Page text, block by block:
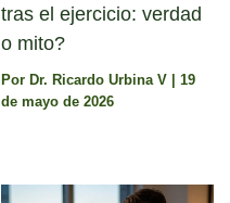
tras el ejercicio: verdad
o mito?
Por Dr. Ricardo Urbina V
19
de mayo de 2026